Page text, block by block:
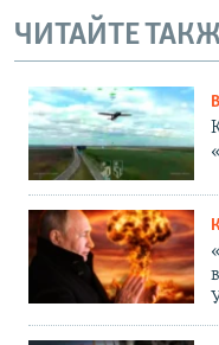
ЧИТАЙТЕ